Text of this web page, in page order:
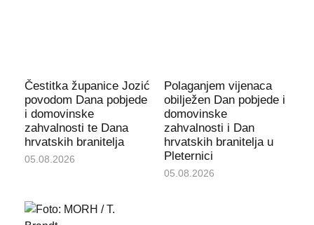
Čestitka županice Jozić
povodom Dana pobjede
i domovinske
zahvalnosti te Dana
hrvatskih branitelja
05.08.2026
Polaganjem vijenaca
obilježen Dan pobjede i
domovinske
zahvalnosti i Dan
hrvatskih branitelja u
Pleternici
05.08.2026